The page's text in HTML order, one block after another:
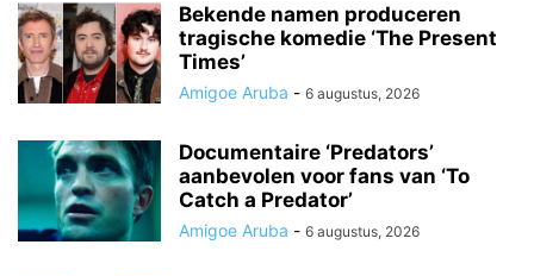
Bekende namen produceren
tragische komedie ‘The Present
Times’
Amigoe Aruba - 6 augustus, 2026
Documentaire ‘Predators’
aanbevolen voor fans van ‘To
Catch a Predator’
Amigoe Aruba - 6 augustus, 2026